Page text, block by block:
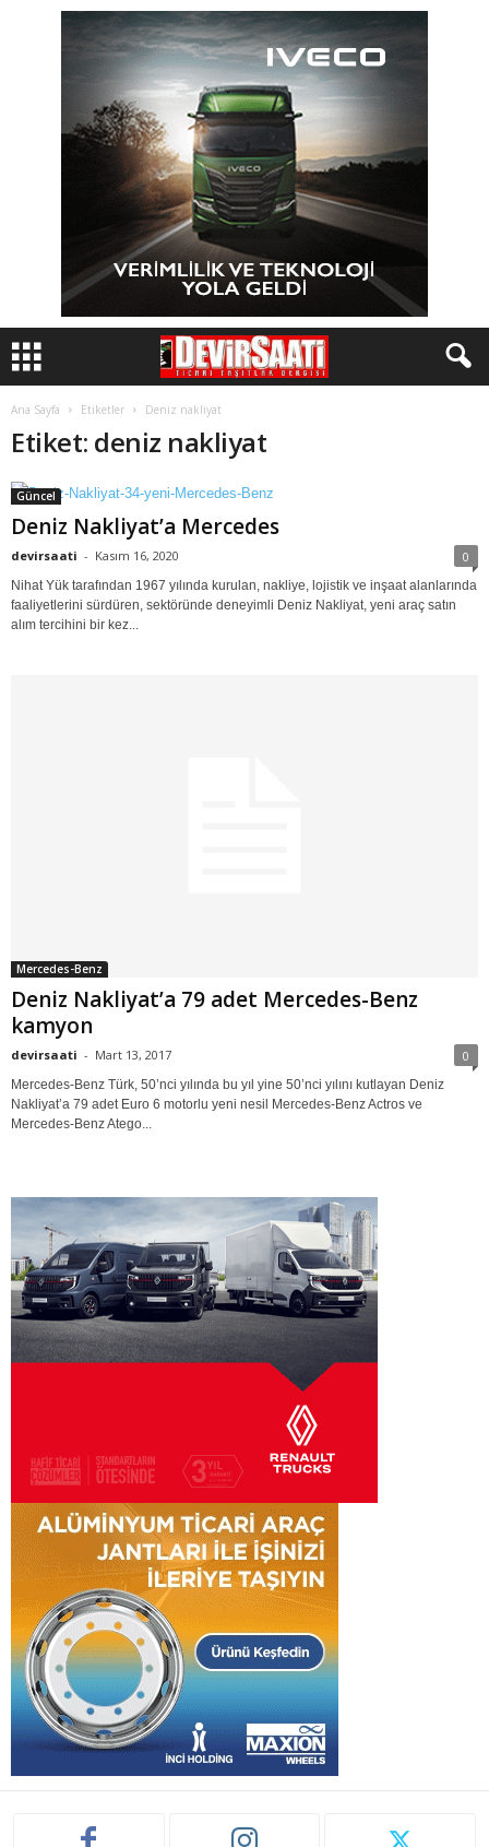
Ana Sayfa Etiketler Deniz nakliyat
Etiket: deniz nakliyat
Güncel
Deniz Nakliyat’a Mercedes
devirsaati - Kasım 16, 2020 0
Nihat Yük tarafından 1967 yılında kurulan, nakliye, lojistik ve inşaat alanlarında
faaliyetlerini sürdüren, sektöründe deneyimli Deniz Nakliyat, yeni araç satın
alım tercihini bir kez...
Mercedes-Benz
Deniz Nakliyat’a 79 adet Mercedes-Benz
kamyon
devirsaati - Mart 13, 2017 0
Mercedes-Benz Türk, 50’nci yılında bu yıl yine 50’nci yılını kutlayan Deniz
Nakliyat’a 79 adet Euro 6 motorlu yeni nesil Mercedes-Benz Actros ve
Mercedes-Benz Atego...